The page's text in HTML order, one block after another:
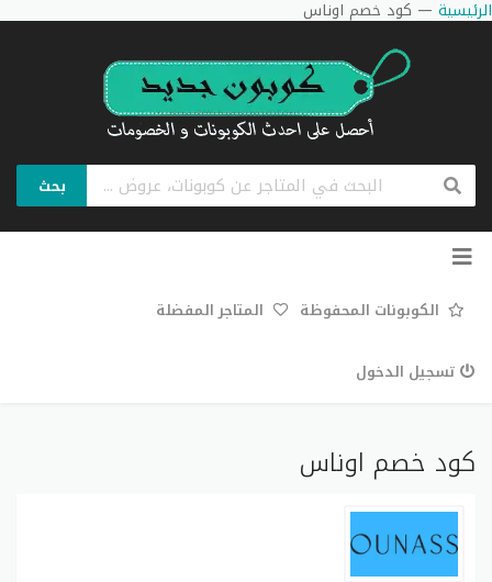
الرئيسية — كود خصم اوناس
بحث
تخطي
الكوبونات المحفوظة المتاجر المفضلة
تسجيل الدخول
كود خصم اوناس